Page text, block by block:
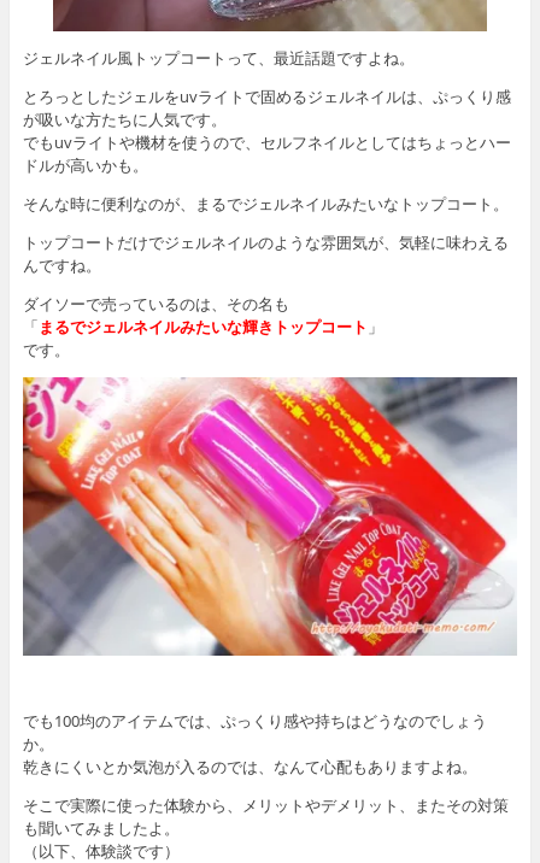
ジェルネイル風トップコートって、最近話題ですよね。
とろっとしたジェルをuvライトで固めるジェルネイルは、ぷっくり感
が吸いな方たちに人気です。
でもuvライトや機材を使うので、セルフネイルとしてはちょっとハー
ドルが高いかも。
そんな時に便利なのが、まるでジェルネイルみたいなトップコート。
トップコートだけでジェルネイルのような雰囲気が、気軽に味わえる
んですね。
ダイソーで売っているのは、その名も
「まるでジェルネイルみたいな輝きトップコート 」
です。
でも100均のアイテムでは、ぷっくり感や持ちはどうなのでしょう
か。
乾きにくいとか気泡が入るのでは、なんて心配もありますよね。
そこで実際に使った体験から、メリットやデメリット、またその対策
も聞いてみましたよ。
（以下、体験談です）